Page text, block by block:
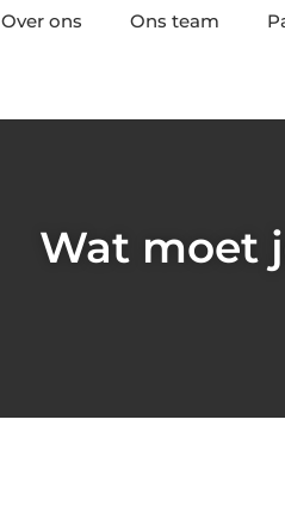
Over ons Ons team
Wat moet